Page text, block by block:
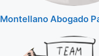
Montellano Abogado